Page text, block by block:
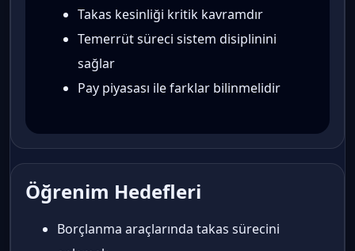
Takas kesinliği kritik kavramdır
Temerrüt süreci sistem disiplinini
sağlar
Pay piyasası ile farklar bilinmelidir
Öğrenim Hedefleri
Borçlanma araçlarında takas sürecini